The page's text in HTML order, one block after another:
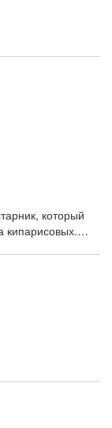
который
кипарисовых.…